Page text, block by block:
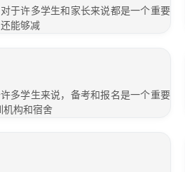
于许多学生和家长来说都是一个重要
能够减
多学生来说，备考和报名是一个重要
机构和宿舍